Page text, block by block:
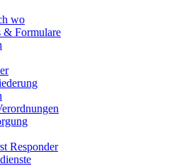
wo
& Formulare
Responder